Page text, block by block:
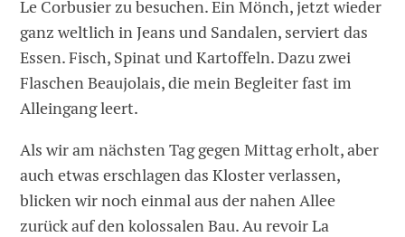
Le Corbusier zu besuchen. Ein Mönch, jetzt wieder
ganz weltlich in Jeans und Sandalen, serviert das
Essen. Fisch, Spinat und Kartoffeln. Dazu zwei
Flaschen Beaujolais, die mein Begleiter fast im
Alleingang leert.
Als wir am nächsten Tag gegen Mittag erholt, aber
auch etwas erschlagen das Kloster verlassen,
blicken wir noch einmal aus der nahen Allee
zurück auf den kolossalen Bau. Au revoir La